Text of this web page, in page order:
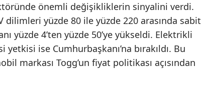
önemli değişikliklerin sinyalini verdi.
yüzde 80 ile yüzde 220 arasında sabit
yüzde 4’ten yüzde 50’ye yükseldi. Elektrikli
ise Cumhurbaşkanı’na bırakıldı. Bu
markası Togg’un fiyat politikası açısından